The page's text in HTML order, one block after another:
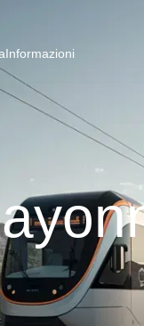
Informazioni